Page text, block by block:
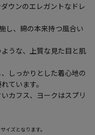
ウンのエレガントなドレ
し、綿の本来持つ風合い
うな、上質な見た目と肌
しっかりとした着心地の
ています。
カフス、ヨークはスプリ
イズとなります。